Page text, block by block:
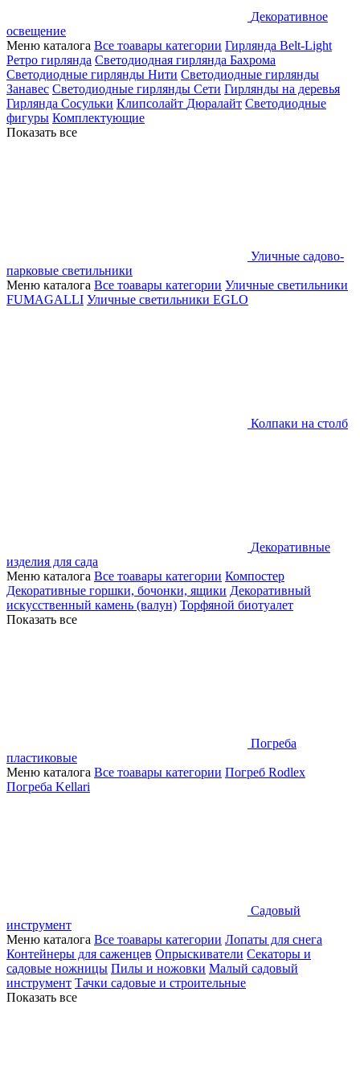
Декоративное
освещение
Меню каталога Все тоавары категории Гирлянда Belt-Light
Ретро гирлянда Светодиодная гирлянда Бахрома
Светодиодные гирлянды Нити Светодиодные гирлянды
Занавес Светодиодные гирлянды Сети Гирлянды на деревья
Гирлянда Сосульки Клипсолайт Дюралайт Светодиодные
фигуры Комплектующие
Показать все
Уличные садово-
парковые светильники
Меню каталога Все тоавары категории Уличные светильники
FUMAGALLI Уличные светильники EGLO
Колпаки на столб
Декоративные
изделия для сада
Меню каталога Все тоавары категории Компостер
Декоративные горшки, бочонки, ящики Декоративный
искусственный камень (валун) Торфяной биотуалет
Показать все
Погреба
пластиковые
Меню каталога Все тоавары категории Погреб Rodlex
Погреба Kellari
Садовый
инструмент
Меню каталога Все тоавары категории Лопаты для снега
Контейнеры для саженцев Опрыскиватели Секаторы и
садовые ножницы Пилы и ножовки Малый садовый
инструмент Тачки садовые и строительные
Показать все